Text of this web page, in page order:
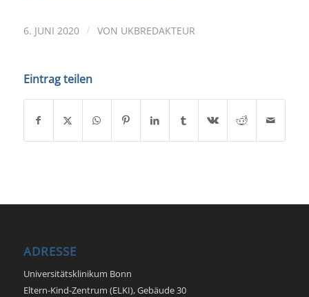
6. JUNI 2020 / VON UKBREDAKTEUR
Eintrag teilen
ADRESSE
Universitätsklinikum Bonn
Eltern-Kind-Zentrum (ELKI), Gebäude 30